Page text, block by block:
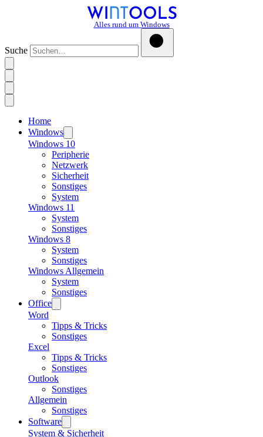
Alles rund um Windows
Suche
Home
Windows
Windows 10
Peripherie
Netzwerk
Sicherheit
Sonstiges
System
Windows 11
System
Sonstiges
Windows 8
System
Sonstiges
Windows Allgemein
System
Sonstiges
Office
Word
Tipps & Tricks
Sonstiges
Excel
Tipps & Tricks
Sonstiges
Outlook
Sonstiges
Allgemein
Sonstiges
Software
System & Sicherheit